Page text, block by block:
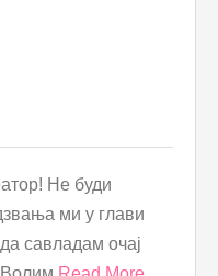
Не буди
ми у глави
савладам очај